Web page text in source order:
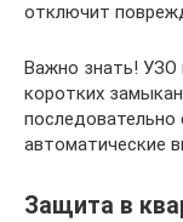
отключит
Важно знать! УЗО
коротких
автоматические
Защита в